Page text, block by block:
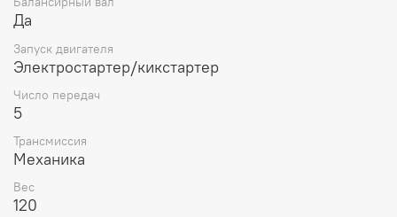
Да
Запуск двигателя
Электростартер/кикстартер
Число передач
5
Трансмиссия
Механика
Вес
120